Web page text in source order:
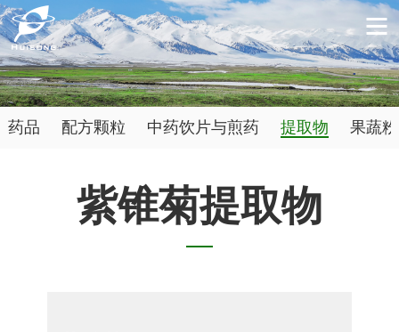
药品 配方颗粒 中药饮片与煎药 提取物 果蔬粉
紫锥菊提取物